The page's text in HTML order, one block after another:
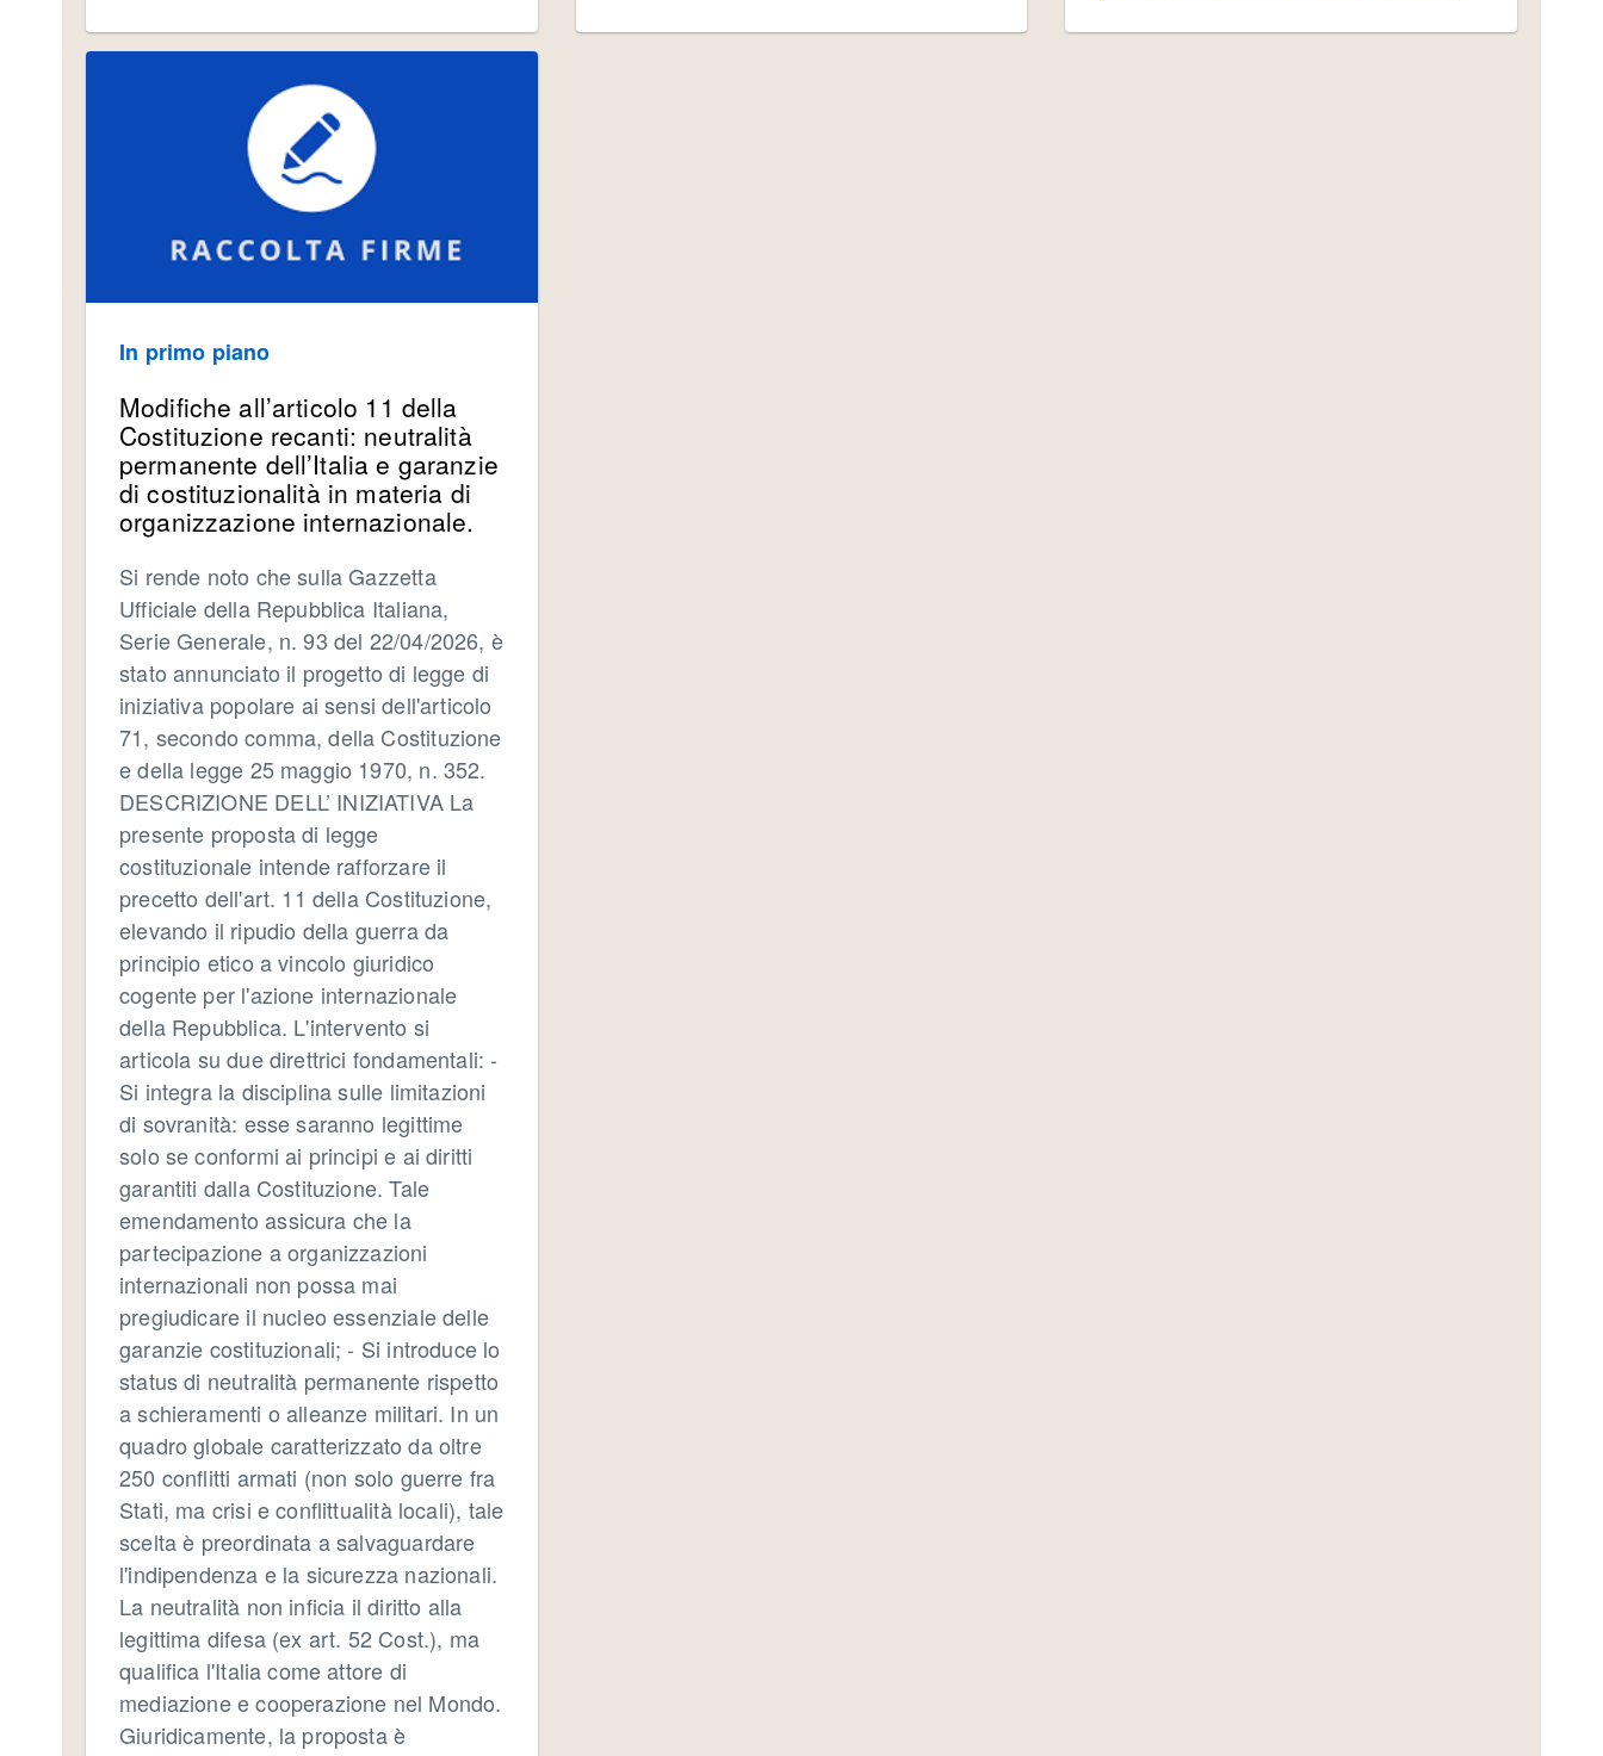
In primo piano
Modifiche all’articolo 11 della
Costituzione recanti: neutralità
permanente dell’Italia e garanzie
di costituzionalità in materia di
organizzazione internazionale.
Si rende noto che sulla Gazzetta
Ufficiale della Repubblica Italiana,
Serie Generale, n. 93 del 22/04/2026, è
stato annunciato il progetto di legge di
iniziativa popolare ai sensi dell'articolo
71, secondo comma, della Costituzione
e della legge 25 maggio 1970, n. 352.
DESCRIZIONE DELL’ INIZIATIVA La
presente proposta di legge
costituzionale intende rafforzare il
precetto dell'art. 11 della Costituzione,
elevando il ripudio della guerra da
principio etico a vincolo giuridico
cogente per l'azione internazionale
della Repubblica. L'intervento si
articola su due direttrici fondamentali: -
Si integra la disciplina sulle limitazioni
di sovranità: esse saranno legittime
solo se conformi ai principi e ai diritti
garantiti dalla Costituzione. Tale
emendamento assicura che la
partecipazione a organizzazioni
internazionali non possa mai
pregiudicare il nucleo essenziale delle
garanzie costituzionali; - Si introduce lo
status di neutralità permanente rispetto
a schieramenti o alleanze militari. In un
quadro globale caratterizzato da oltre
250 conflitti armati (non solo guerre fra
Stati, ma crisi e conflittualità locali), tale
scelta è preordinata a salvaguardare
l'indipendenza e la sicurezza nazionali.
La neutralità non inficia il diritto alla
legittima difesa (ex art. 52 Cost.), ma
qualifica l'Italia come attore di
mediazione e cooperazione nel Mondo.
Giuridicamente, la proposta è